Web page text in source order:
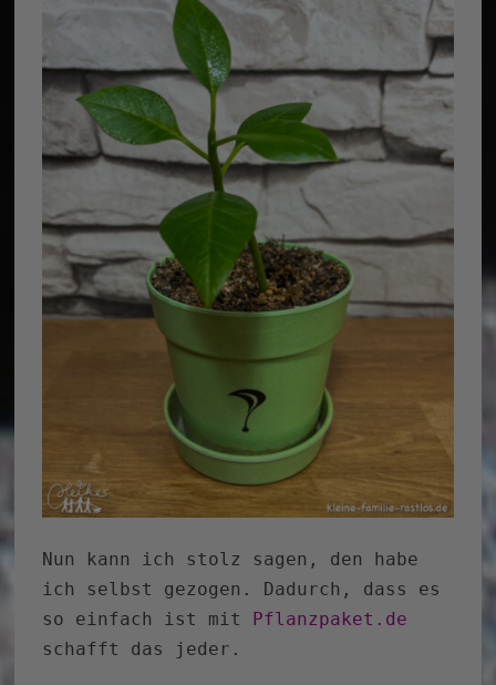
Nun kann ich stolz sagen, den habe
ich selbst gezogen. Dadurch, dass es
so einfach ist mit Pflanzpaket.de
schafft das jeder.